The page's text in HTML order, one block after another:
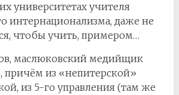
университетах учителя
интернационализма, даже не
чтобы учить, примером…
маслюковский медийщик
причём из «непитерской»
из 5-го управления (там же